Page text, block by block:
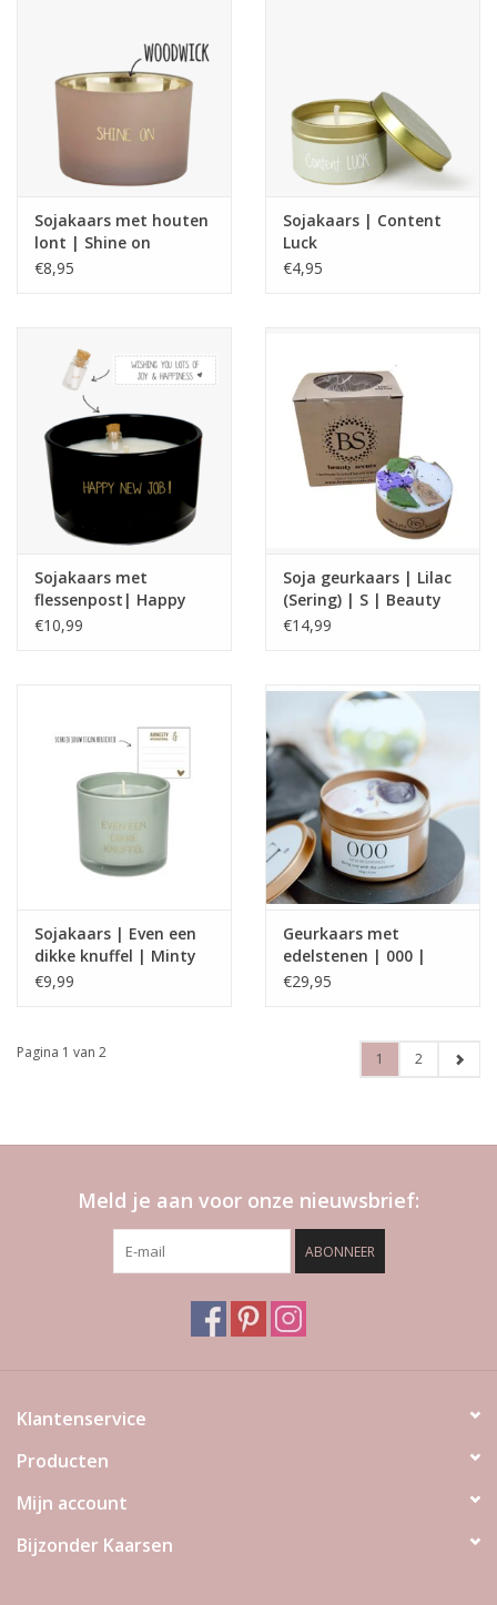
Sojakaars met houten
lont | Shine on
€8,95
Sojakaars | Content
Luck
€4,95
Sojakaars met
flessenpost| Happy
New Job | Warm
€10,99
Soja geurkaars | Lilac
(Sering) | S | Beauty
Scents
€14,99
Sojakaars | Even een
dikke knuffel | Minty
Bamboo
€9,99
Geurkaars met
edelstenen | 000 |
Manifest Candle |
€29,95
Pagina 1 van 2 1 2
Meld je aan voor onze nieuwsbrief:
ABONNEER
Klantenservice
Producten
Mijn account
Bijzonder Kaarsen